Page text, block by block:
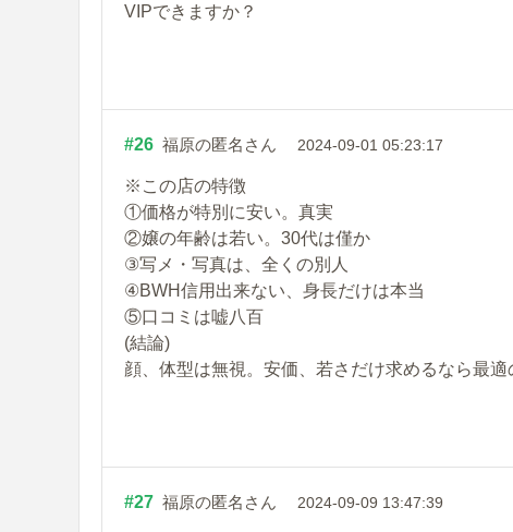
VIPできますか？
#26 福原の匿名さん 2024-09-01 05:23:17
※この店の特徴
①価格が特別に安い。真実
②嬢の年齢は若い。30代は僅か
③写メ・写真は、全くの別人
④BWH信用出来ない、身長だけは本当
⑤口コミは嘘八百
(結論)
顔、体型は無視。安価、若さだけ求めるなら最適
#27 福原の匿名さん 2024-09-09 13:47:39